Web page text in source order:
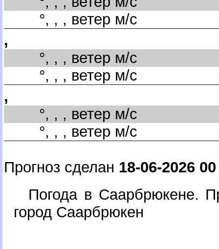
°, , , ветер м/с
,
°, , , ветер м/с
°, , , ветер м/с
,
°, , , ветер м/с
°, , , ветер м/с
Прогноз сделан 18-06-2026
Погода в Саарбрюкене.
ород Саарбрюкен